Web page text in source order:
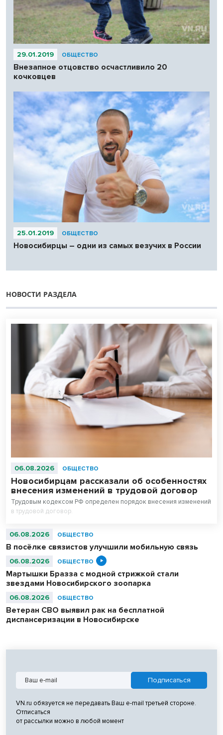
29.01.2019 ОБЩЕСТВО
Внезапное отцовство осчастливило 20
кочковцев
25.01.2019 ОБЩЕСТВО
Новосибирцы – одни из самых везучих в России
НОВОСТИ РАЗДЕЛА
06.08.2026 ОБЩЕСТВО
Новосибирцам рассказали об особенностях
внесения изменений в трудовой договор
Трудовым кодексом РФ определен порядок внесения изменений
в трудовой договор.
06.08.2026 ОБЩЕСТВО
В посёлке связистов улучшили мобильную связь
06.08.2026 ОБЩЕСТВО
Мартышки Бразза с модной стрижкой стали
звездами Новосибирского зоопарка
06.08.2026 ОБЩЕСТВО
Ветеран СВО выявил рак на бесплатной
диспансеризации в Новосибирске
VN.ru обязуется не передавать Ваш e-mail третьей стороне.
Отписаться
от рассылки можно в любой момент